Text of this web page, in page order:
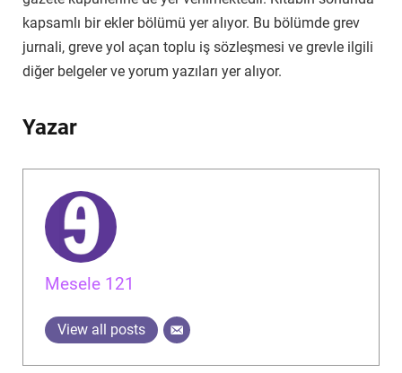
kapsamlı bir ekler bölümü yer alıyor. Bu bölümde grev
jurnali, greve yol açan toplu iş sözleşmesi ve grevle ilgili
diğer belgeler ve yorum yazıları yer alıyor.
Yazar
Mesele 121
View all posts